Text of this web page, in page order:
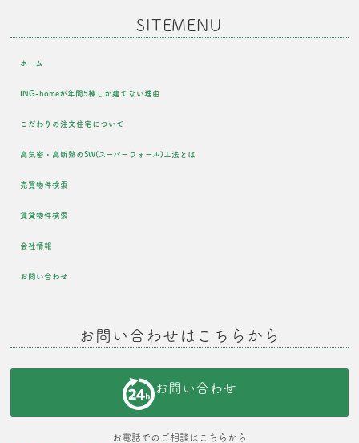
SITEMENU
ホーム
ING-homeが年間5棟しか建てない理由
こだわりの注文住宅について
高気密・高断熱のSW(スーパーウォール)工法とは
売買物件検索
賃貸物件検索
会社情報
お問い合わせ
お問い合わせはこちらから
お問い合わせ
お電話でのご相談はこちらから